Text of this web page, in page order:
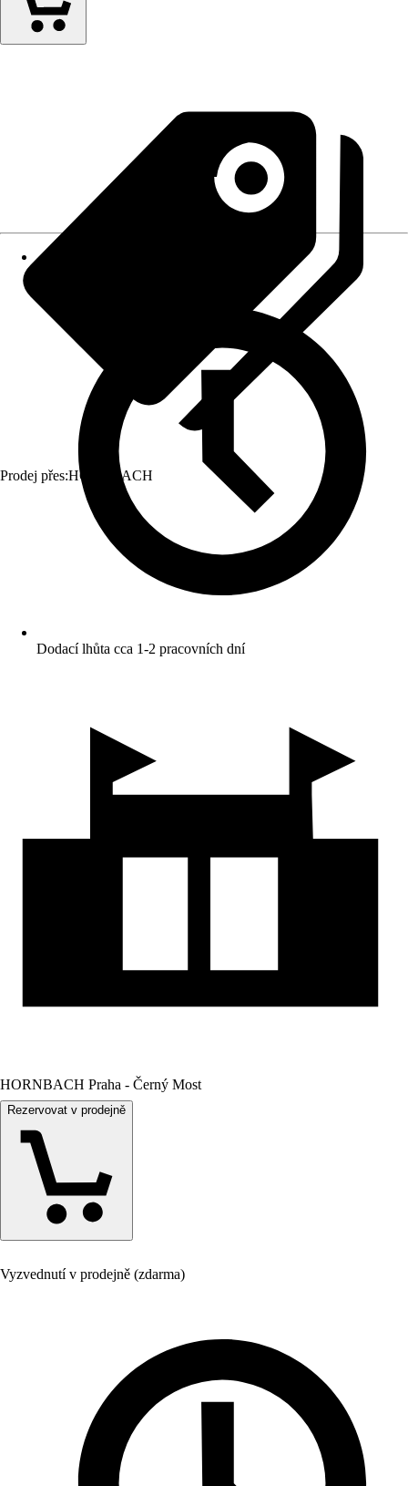
Prodej přes:HORNBACH
Dodací lhůta cca 1-2 pracovních dní
HORNBACH Praha - Černý Most
Rezervovat v prodejně
Vyzvednutí v prodejně (zdarma)